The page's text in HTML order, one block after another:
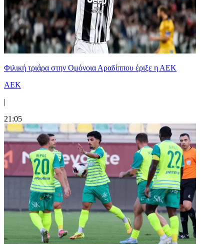
Φιλική τριάρα στην Ομόνοια Αραδίππου έριξε η ΑΕΚ
ΑΕΚ
|
21:05